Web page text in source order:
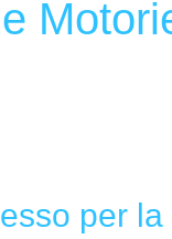
per